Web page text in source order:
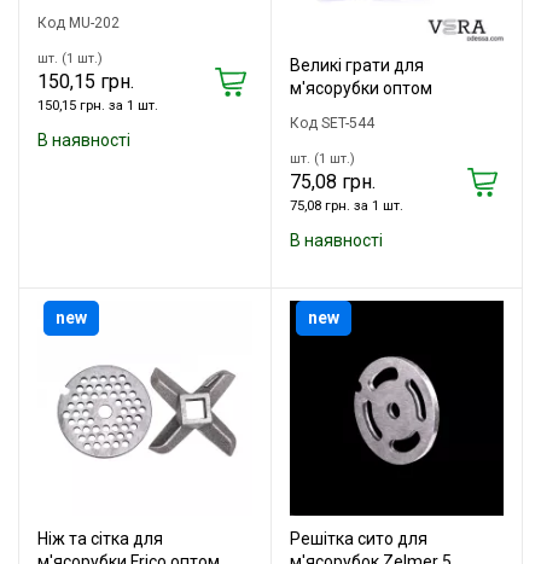
Код MU-202
шт. (1 шт.)
150,15 грн.
150,15 грн. за 1 шт.
В наявності
Великі грати для
м'ясорубки оптом
Код SET-544
шт. (1 шт.)
75,08 грн.
75,08 грн. за 1 шт.
В наявності
Ніж та сітка для
new
Решітка сито для
new